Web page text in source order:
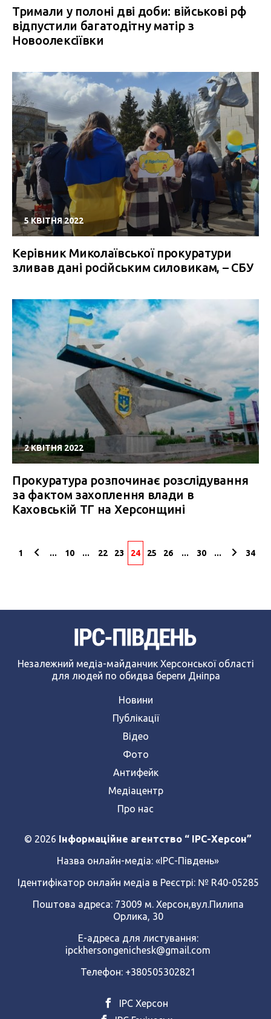
Тримали у полоні дві доби: військові рф
відпустили багатодітну матір з
Новоолексіївки
5 КВІТНЯ 2022
Керівник Миколаївської прокуратури
зливав дані російським силовикам, – СБУ
2 КВІТНЯ 2022
Прокуратура розпочинає розслідування
за фактом захоплення влади в
Каховській ТГ на Херсонщині
1 ... 10 ... 22 23 24 25 26 ... 30 ... 34
Незалежний медіа-майданчик Херсонської області
для людей по обидва береги Дніпра
Новини
Публікації
Відео
Фото
Антифейк
Медіацентр
Про нас
© 2026 Інформаційне агентство “ IPC-Херсон”
Назва онлайн-медіа: «ІРС-Південь»
Ідентифікатор онлайн медіа в Реєстрі: № R40-05285
Поштова адреса: 73009 м. Херсон,вул.Пилипа
Орлика, 30
Е-адреса для листування:
ipckhersongenichesk@gmail.com
Телефон: +380505302821
ІРС Херсон